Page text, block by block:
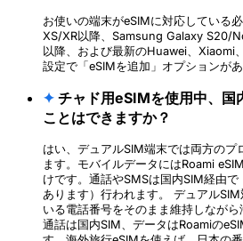
お使いの端末がeSIMに対応している
XS/XR以降、Samsung Galaxy S20/
以降、および最新のHuawei、Xiaomi
設定で「eSIMを追加」オプションが
✦ チャド用eSIMを使用中、国
ことはできますか？
はい、デュアルSIM端末では両方のプ
ます。モバイルデータにはRoami
けです。通話やSMSは国内SIM経由
あります）行われます。 デュアル
いる電話番号をそのまま維持しながら
通話は国内SIM、データはRoamiの